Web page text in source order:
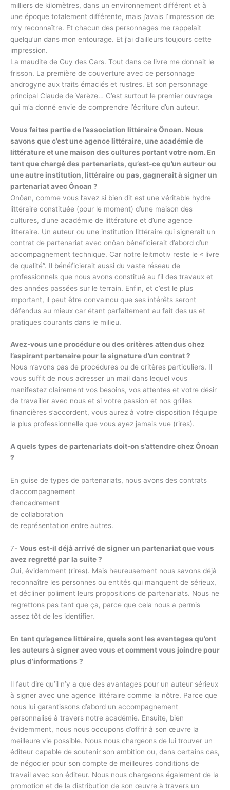
milliers de kilomètres, dans un environnement différent et à
une époque totalement différente, mais j’avais l’impression de
m’y reconnaître. Et chacun des personnages me rappelait
quelqu’un dans mon entourage. Et j’ai d’ailleurs toujours cette
impression.
La maudite de Guy des Cars. Tout dans ce livre me donnait le
frisson. La première de couverture avec ce personnage
androgyne aux traits émaciés et rustres. Et son personnage
principal Claude de Varèze… C’est surtout le premier ouvrage
qui m’a donné envie de comprendre l’écriture d’un auteur.
Vous faites partie de l’association littéraire Ônoan. Nous
savons que c’est une agence littéraire, une académie de
littérature et une maison des cultures portant votre nom. En
tant que chargé des partenariats, qu’est-ce qu’un auteur ou
une autre institution, littéraire ou pas, gagnerait à signer un
partenariat avec Ônoan ?
Onôan, comme vous l’avez si bien dit est une véritable hydre
littéraire constituée (pour le moment) d’une maison des
cultures, d’une académie de littérature et d’une agence
litteraire. Un auteur ou une institution littéraire qui signerait un
contrat de partenariat avec onôan bénéficierait d’abord d’un
accompagnement technique. Car notre leitmotiv reste le « livre
de qualité”. Il bénéficierait aussi du vaste réseau de
professionnels que nous avons constitué au fil des travaux et
des années passées sur le terrain. Enfin, et c’est le plus
important, il peut être convaincu que ses intérêts seront
défendus au mieux car étant parfaitement au fait des us et
pratiques courants dans le milieu.
Avez-vous une procédure ou des critères attendus chez
l’aspirant partenaire pour la signature d’un contrat ?
Nous n’avons pas de procédures ou de critères particuliers. Il
vous suffit de nous adresser un mail dans lequel vous
manifestez clairement vos besoins, vos attentes et votre désir
de travailler avec nous et si votre passion et nos grilles
financières s’accordent, vous aurez à votre disposition l’équipe
la plus professionnelle que vous ayez jamais vue (rires).
A quels types de partenariats doit-on s’attendre chez Ônoan
?
En guise de types de partenariats, nous avons des contrats
d’accompagnement
d’encadrement
de collaboration
de représentation entre autres.
7- Vous est-il déjà arrivé de signer un partenariat que vous
avez regretté par la suite ?
Oui, évidemment (rires). Mais heureusement nous savons déjà
reconnaître les personnes ou entités qui manquent de sérieux,
et décliner poliment leurs propositions de partenariats. Nous ne
regrettons pas tant que ça, parce que cela nous a permis
assez tôt de les identifier.
En tant qu’agence littéraire, quels sont les avantages qu’ont
les auteurs à signer avec vous et comment vous joindre pour
plus d’informations ?
Il faut dire qu’il n’y a que des avantages pour un auteur sérieux
à signer avec une agence littéraire comme la nôtre. Parce que
nous lui garantissons d’abord un accompagnement
personnalisé à travers notre académie. Ensuite, bien
évidemment, nous nous occupons d’offrir à son œuvre la
meilleure vie possible. Nous nous chargeons de lui trouver un
éditeur capable de soutenir son ambition ou, dans certains cas,
de négocier pour son compte de meilleures conditions de
travail avec son éditeur. Nous nous chargeons également de la
promotion et de la distribution de son œuvre à travers un